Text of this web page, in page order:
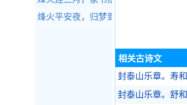
相关古诗文
封泰山乐章。寿和
封泰山乐章。舒和
烽火平安夜，归梦到家山。全诗赏析